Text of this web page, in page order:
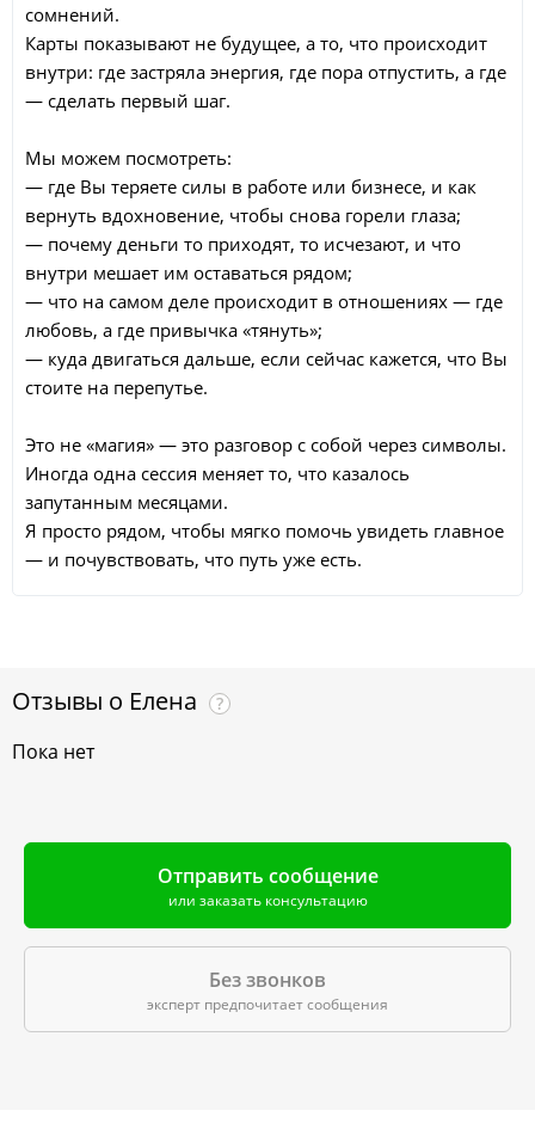
сомнений.
Карты показывают не будущее, а то, что происходит
внутри: где застряла энергия, где пора отпустить, а где
— сделать первый шаг.
Мы можем посмотреть:
— где Вы теряете силы в работе или бизнесе, и как
вернуть вдохновение, чтобы снова горели глаза;
— почему деньги то приходят, то исчезают, и что
внутри мешает им оставаться рядом;
— что на самом деле происходит в отношениях — где
любовь, а где привычка «тянуть»;
— куда двигаться дальше, если сейчас кажется, что Вы
стоите на перепутье.
Это не «магия» — это разговор с собой через символы.
Иногда одна сессия меняет то, что казалось
запутанным месяцами.
Я просто рядом, чтобы мягко помочь увидеть главное
— и почувствовать, что путь уже есть.
Отзывы о Елена ?
Пока нет
Отправить сообщение
или заказать консультацию
Без звонков
эксперт предпочитает сообщения